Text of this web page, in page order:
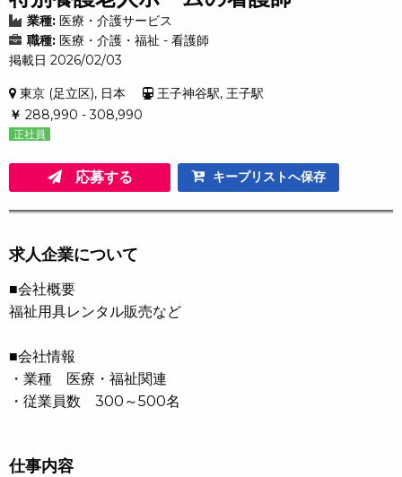
業種: 医療・介護サービス
職種: 医療・介護・福祉 - 看護師
掲載日 2026/02/03
東京 (足立区), 日本
王子神谷駅, 王子駅
￥ 288,990 - 308,990
正社員
応募する キープリストへ保存
求人企業について
■会社概要
福祉用具レンタル販売など
■会社情報
・業種 医療・福祉関連
・従業員数 300～500名
仕事内容